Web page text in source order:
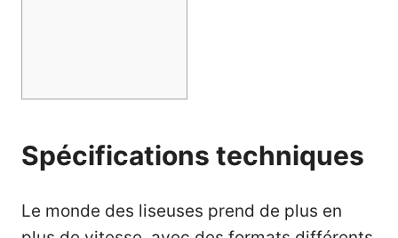
Spécifications techniques
Le monde des liseuses prend de plus en